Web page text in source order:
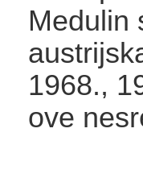
Medulin
1968.,
ove